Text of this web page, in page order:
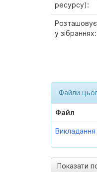
ресурсу):
у зібраннях:
Файли
Файл
Викладання
Показати